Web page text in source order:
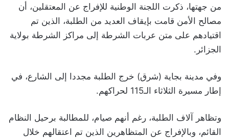
من جهتها، ذكرت اللجنة الوطنية للإفراج عن المعتقلين، أن
مصالح الأمن قامت بإيقاف العديد من الطلبة، الذين تم
اقتيادهم على متن عربات الشرطة إلى مراكز الشرطة بولاية
الجزائر.
وفي مدينة بجاية (شرق) خرج الطلبة مجددا إلى الشارع، في
إطار مسيرة الثلاثاء الـ115 لحراكهم.
وتظاهر آلاف الطلبة، رغم أنهم صيام، للمطالبة برحيل النظام
القائم، وبالإفراج عن المتظاهرين الذين تم اعتقالهم خلال